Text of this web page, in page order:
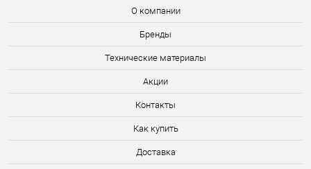
О компании
Бренды
Технические материалы
Акции
Контакты
Как купить
Доставка